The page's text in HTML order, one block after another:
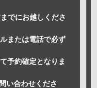
でにお越しくださ
または電話で必ず
予約確定となりま
い合わせくださ